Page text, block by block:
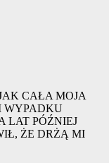
CAŁA MOJA
WYPADKU
LAT PÓŹNIEJ
ŻE DRŻĄ MI